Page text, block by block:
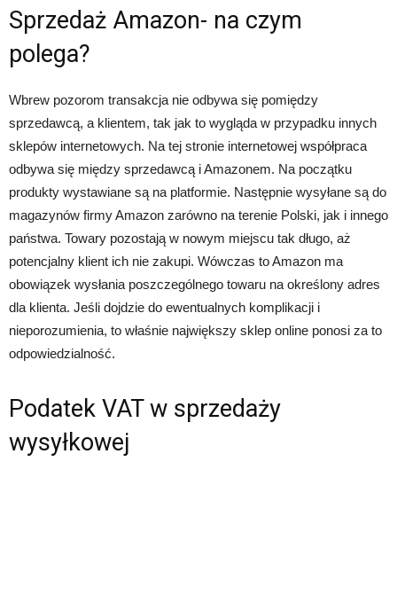
Sprzedaż Amazon- na czym
polega?
Wbrew pozorom transakcja nie odbywa się pomiędzy
sprzedawcą, a klientem, tak jak to wygląda w przypadku innych
sklepów internetowych. Na tej stronie internetowej współpraca
odbywa się między sprzedawcą i Amazonem. Na początku
produkty wystawiane są na platformie. Następnie wysyłane są do
magazynów firmy Amazon zarówno na terenie Polski, jak i innego
państwa. Towary pozostają w nowym miejscu tak długo, aż
potencjalny klient ich nie zakupi. Wówczas to Amazon ma
obowiązek wysłania poszczególnego towaru na określony adres
dla klienta. Jeśli dojdzie do ewentualnych komplikacji i
nieporozumienia, to właśnie największy sklep online ponosi za to
odpowiedzialność.
Podatek VAT w sprzedaży
wysyłkowej